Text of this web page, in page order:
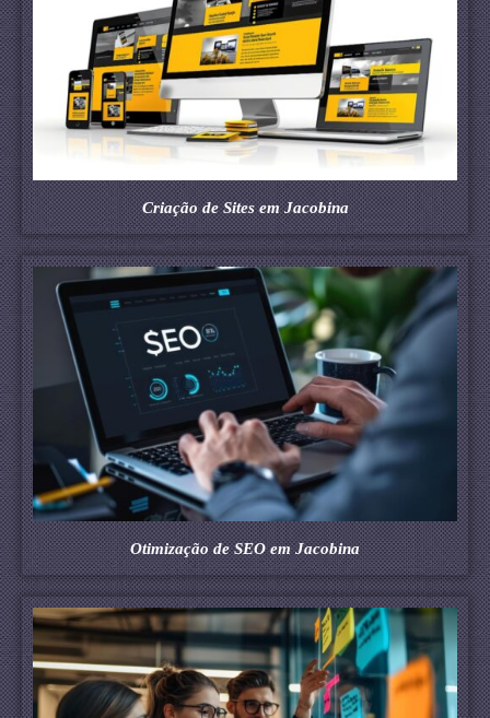
Criação de Sites em Jacobina
Otimização de SEO em Jacobina